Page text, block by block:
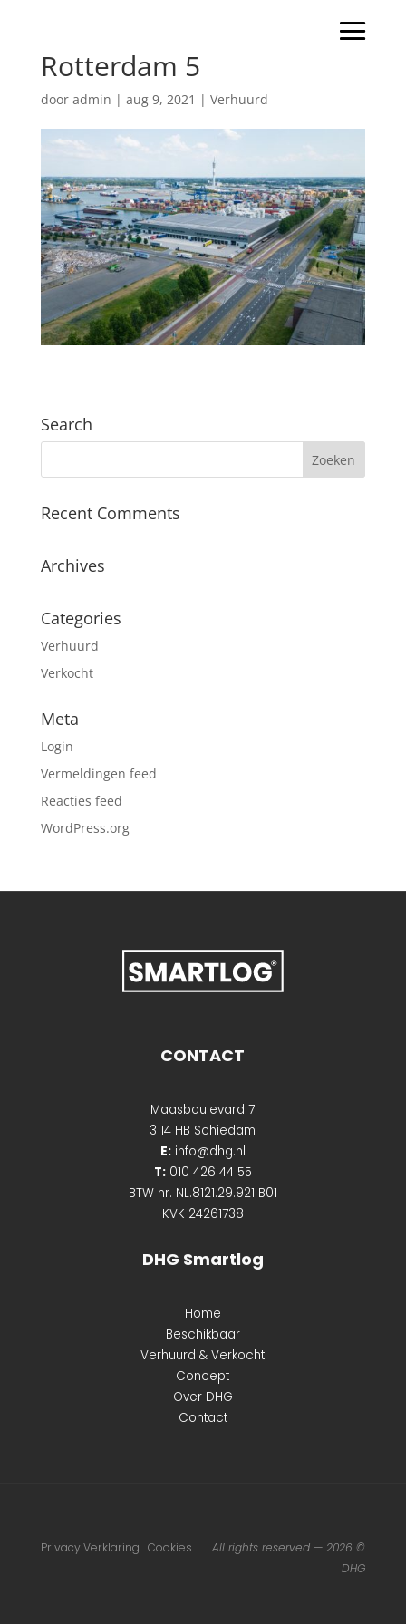
Rotterdam 5
door admin | aug 9, 2021 | Verhuurd
Search
Recent Comments
Archives
Categories
Verhuurd
Verkocht
Meta
Login
Vermeldingen feed
Reacties feed
WordPress.org
CONTACT
Maasboulevard 7
3114 HB Schiedam
E:info@dhg.nl
T:010 426 44 55
BTW nr. NL.8121.29.921 B01
KVK 24261738
DHG Smartlog
Home
Beschikbaar
Verhuurd & Verkocht
Concept
Over DHG
Contact
Privacy Verklaring Cookies
All rights reserved — 2026 ©
DHG